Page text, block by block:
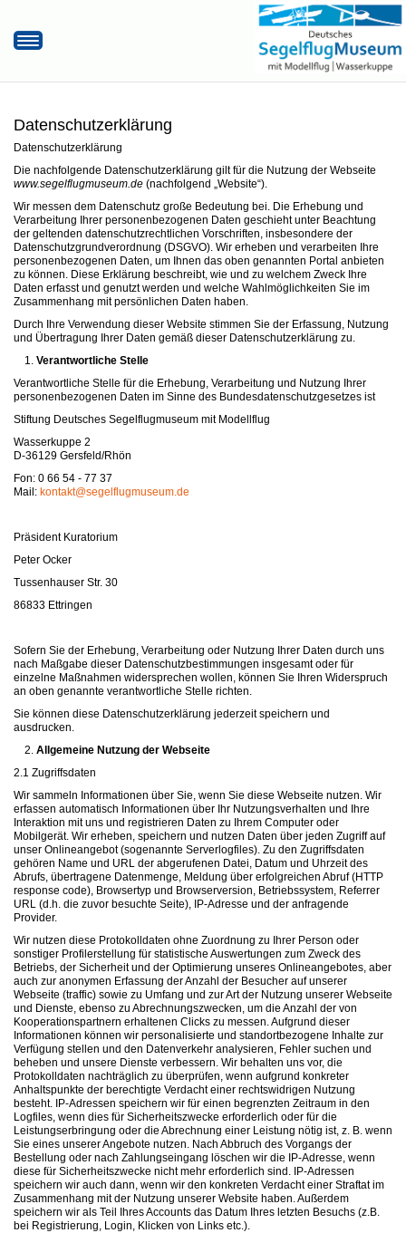
Öffnungszeiten/Eintrittspreise
Museumsrundflug
Unterstützen Sie uns
Aktuelles
Datenschutzerklärung
Datenschutzerklärung
Die nachfolgende Datenschutzerklärung gilt für die Nutzung der Webseite
www.segelflugmuseum.de (nachfolgend „Website“).
Wir messen dem Datenschutz große Bedeutung bei. Die Erhebung und
Verarbeitung Ihrer personenbezogenen Daten geschieht unter Beachtung
der geltenden datenschutzrechtlichen Vorschriften, insbesondere der
Datenschutzgrundverordnung (DSGVO). Wir erheben und verarbeiten Ihre
personenbezogenen Daten, um Ihnen das oben genannten Portal anbieten
zu können. Diese Erklärung beschreibt, wie und zu welchem Zweck Ihre
Daten erfasst und genutzt werden und welche Wahlmöglichkeiten Sie im
Zusammenhang mit persönlichen Daten haben.
Durch Ihre Verwendung dieser Website stimmen Sie der Erfassung, Nutzung
und Übertragung Ihrer Daten gemäß dieser Datenschutzerklärung zu.
Verantwortliche Stelle
Verantwortliche Stelle für die Erhebung, Verarbeitung und Nutzung Ihrer
personenbezogenen Daten im Sinne des Bundesdatenschutzgesetzes ist
Stiftung Deutsches Segelflugmuseum mit Modellflug
Wasserkuppe 2
D-36129 Gersfeld/Rhön
Fon: 0 66 54 - 77 37
Mail: kontakt@segelflugmuseum.de
Präsident Kuratorium
Peter Ocker
Tussenhauser Str. 30
86833 Ettringen
Sofern Sie der Erhebung, Verarbeitung oder Nutzung Ihrer Daten durch uns
nach Maßgabe dieser Datenschutzbestimmungen insgesamt oder für
einzelne Maßnahmen widersprechen wollen, können Sie Ihren Widerspruch
an oben genannte verantwortliche Stelle richten.
Sie können diese Datenschutzerklärung jederzeit speichern und
ausdrucken.
Allgemeine Nutzung der Webseite
2.1 Zugriffsdaten
Wir sammeln Informationen über Sie, wenn Sie diese Webseite nutzen. Wir
erfassen automatisch Informationen über Ihr Nutzungsverhalten und Ihre
Interaktion mit uns und registrieren Daten zu Ihrem Computer oder
Mobilgerät. Wir erheben, speichern und nutzen Daten über jeden Zugriff auf
unser Onlineangebot (sogenannte Serverlogfiles). Zu den Zugriffsdaten
gehören Name und URL der abgerufenen Datei, Datum und Uhrzeit des
Abrufs, übertragene Datenmenge, Meldung über erfolgreichen Abruf (HTTP
response code), Browsertyp und Browserversion, Betriebssystem, Referrer
URL (d.h. die zuvor besuchte Seite), IP-Adresse und der anfragende
Provider.
Wir nutzen diese Protokolldaten ohne Zuordnung zu Ihrer Person oder
sonstiger Profilerstellung für statistische Auswertungen zum Zweck des
Betriebs, der Sicherheit und der Optimierung unseres Onlineangebotes, aber
auch zur anonymen Erfassung der Anzahl der Besucher auf unserer
Webseite (traffic) sowie zu Umfang und zur Art der Nutzung unserer Webseite
und Dienste, ebenso zu Abrechnungszwecken, um die Anzahl der von
Kooperationspartnern erhaltenen Clicks zu messen. Aufgrund dieser
Informationen können wir personalisierte und standortbezogene Inhalte zur
Verfügung stellen und den Datenverkehr analysieren, Fehler suchen und
beheben und unsere Dienste verbessern. Wir behalten uns vor, die
Protokolldaten nachträglich zu überprüfen, wenn aufgrund konkreter
Anhaltspunkte der berechtigte Verdacht einer rechtswidrigen Nutzung
besteht. IP-Adressen speichern wir für einen begrenzten Zeitraum in den
Logfiles, wenn dies für Sicherheitszwecke erforderlich oder für die
Leistungserbringung oder die Abrechnung einer Leistung nötig ist, z. B. wenn
Sie eines unserer Angebote nutzen. Nach Abbruch des Vorgangs der
Bestellung oder nach Zahlungseingang löschen wir die IP-Adresse, wenn
diese für Sicherheitszwecke nicht mehr erforderlich sind. IP-Adressen
speichern wir auch dann, wenn wir den konkreten Verdacht einer Straftat im
Zusammenhang mit der Nutzung unserer Website haben. Außerdem
speichern wir als Teil Ihres Accounts das Datum Ihres letzten Besuchs (z.B.
bei Registrierung, Login, Klicken von Links etc.).